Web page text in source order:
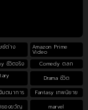
ย์ต่าง Amazon Prime
Video
ชีวิตจริง
Comedy ตลก
Drama ชีวิต
นตนาการ
Fantasy เทพนิยาย
ยองขวัญ marvel